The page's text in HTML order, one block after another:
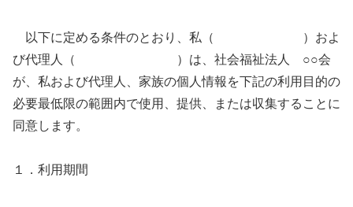
以下に定める条件のとおり、私（ ）およ
び代理人（ ）は、社会福祉法人 ○○会
が、私および代理人、家族の個人情報を下記の利用目的の
必要最低限の範囲内で使用、提供、または収集することに
同意します。
１．利用期間